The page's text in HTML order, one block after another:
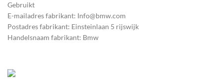
Gebruikt
E-mailadres fabrikant: Info@bmw.com
Postadres fabrikant: Einsteinlaan 5 rijswijk
Handelsnaam fabrikant: Bmw